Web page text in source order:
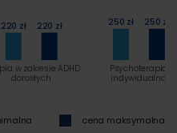
220 zł 250 zł
220 zł 250 zł
w zakresie ADHD
dorosłych
Psychoterapia
indywidualna
cena maksymalna